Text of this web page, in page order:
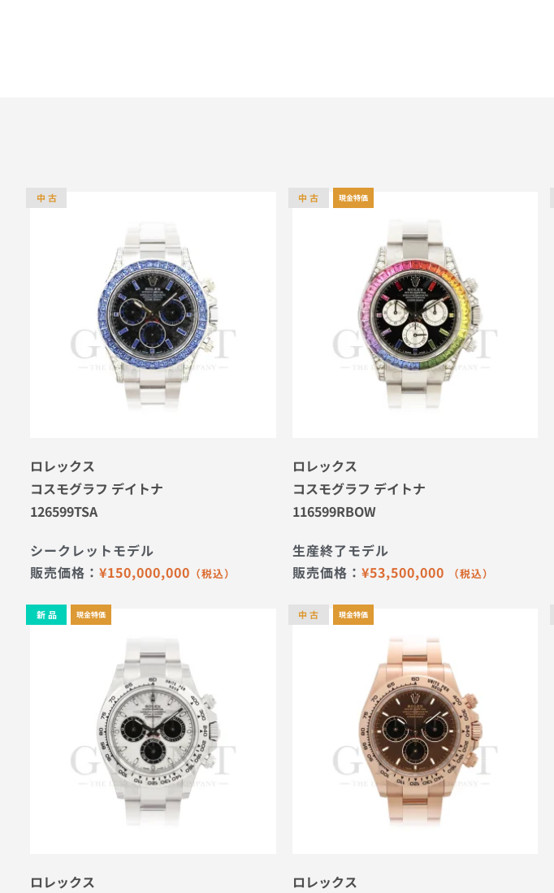
中 古
ロレックス
コスモグラフ デイトナ
126599TSA
シークレットモデル
販売価格： ¥150,000,000 （税込）
中 古 現金特価
ロレックス
コスモグラフ デイトナ
116599RBOW
生産終了モデル
販売価格： ¥53,500,000 （税込）
新 品 現金特価
ロレックス
中 古 現金特価
ロレックス